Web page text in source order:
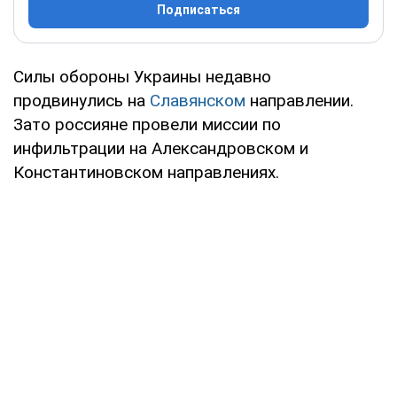
Подписаться
Силы обороны Украины недавно
продвинулись на Славянском направлении.
Зато россияне провели миссии по
инфильтрации на Александровском и
Константиновском направлениях.